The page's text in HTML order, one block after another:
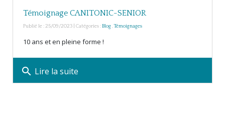
Témoignage CANITONIC-SENIOR
Publié le : 25/09/2023 | Catégories :Blog,Témoignages
10 ans et en pleine forme !
search Lire la suite